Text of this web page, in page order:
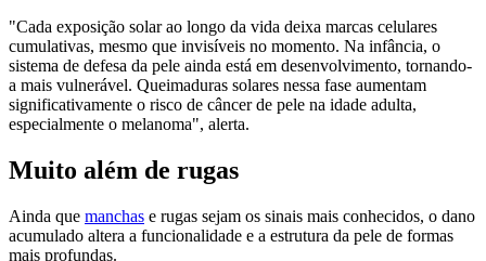
"Cada exposição solar ao longo da vida deixa marcas celulares
cumulativas, mesmo que invisíveis no momento. Na infância, o
sistema de defesa da pele ainda está em desenvolvimento, tornando-
a mais vulnerável. Queimaduras solares nessa fase aumentam
significativamente o risco de câncer de pele na idade adulta,
especialmente o melanoma", alerta.
Muito além de rugas
Ainda que manchas e rugas sejam os sinais mais conhecidos, o dano
acumulado altera a funcionalidade e a estrutura da pele de formas
mais profundas.